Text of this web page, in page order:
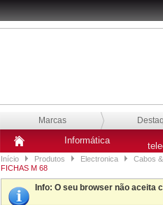
Marcas
Informática
Início Produtos Electronica
Cabos
FICHAS M 68
Info: O seu browser não aceita